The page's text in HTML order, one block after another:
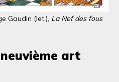
Gaudin (let.), La Nef des fous
art